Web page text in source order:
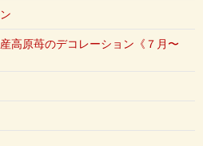
高原苺のデコレーション《７月〜